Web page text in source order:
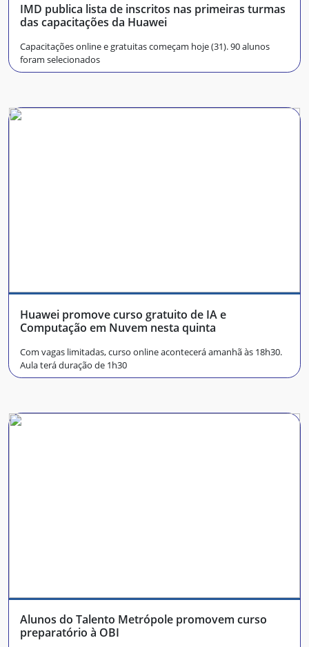
IMD publica lista de inscritos nas primeiras turmas
das capacitações da Huawei
Capacitações online e gratuitas começam hoje (31). 90 alunos
foram selecionados
Huawei promove curso gratuito de IA e
Computação em Nuvem nesta quinta
Com vagas limitadas, curso online acontecerá amanhã às 18h30.
Aula terá duração de 1h30
Alunos do Talento Metrópole promovem curso
preparatório à OBI